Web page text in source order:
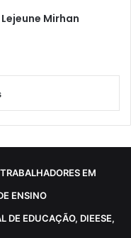
Mirhan
EM
ENSINO
DE EDUCAÇÃO, DIEESE,